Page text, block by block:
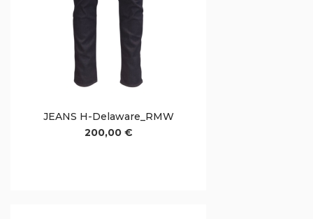
JEANS H-Delaware_RMW
200,00 €